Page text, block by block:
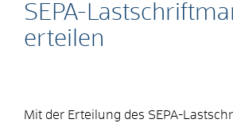
SEPA-
erteilen
Mit der Erteilung des SEPA-